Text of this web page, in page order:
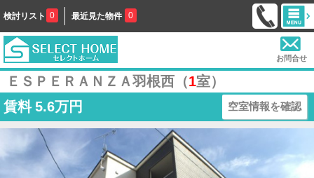
検討リスト 0 最近見た物件 0
お問合せ
ＥＳＰＥＲＡＮＺＡ羽根西（1室）
賃料 5.6万円 空室情報を確認